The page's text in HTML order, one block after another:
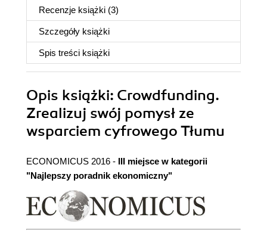
Recenzje książki (3)
Szczegóły książki
Spis treści książki
Opis książki: Crowdfunding.
Zrealizuj swój pomysł ze
wsparciem cyfrowego Tłumu
ECONOMICUS 2016 - III miejsce w kategorii
"Najlepszy poradnik ekonomiczny"